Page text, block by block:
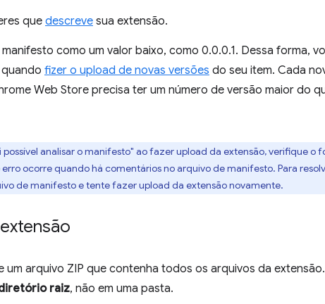
que descreve sua extensão.
manifesto como um valor baixo, como 0.0.0.1. Dessa forma,
fizer o upload de novas versões do seu item. Cada
Web Store precisa ter um número de versão maior do
possível analisar o manifesto" ao fazer upload da extensão, verifique o
ocorre quando há comentários no arquivo de manifesto. Para
de manifesto e tente fazer upload da extensão novamente.
um arquivo ZIP que contenha todos os arquivos da extensão.
raiz, não em uma pasta.